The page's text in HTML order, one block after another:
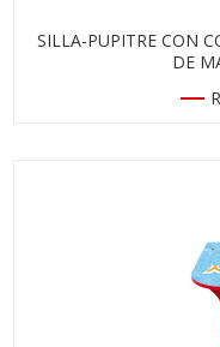
SILLA-PUPITRE CON
DE